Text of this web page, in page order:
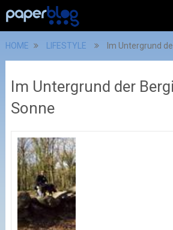
HOME LIFESTYLE Im Untergrund
Im Untergrund der
Sonne